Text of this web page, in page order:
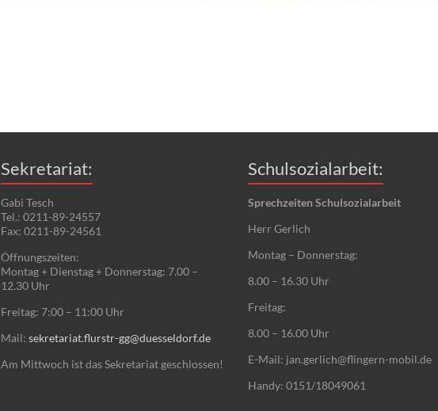
Sekretariat:
Gabi Tesch
Tel.: 0211-89-24557
Fax: 0211-89-24561
Öffnungszeiten:
Montag + Dienstag + Donnerstag: 7.00 –
12.30 Uhr
Freitag: 7:00 – 11:00 Uhr
Mail: sekretariat.flurstr-gg@duesseldorf.de
Am Mittwoch ist das Sekretariat geschlossen!
Schulsozialarbeit:
Sprechzeiten Schulsozialarbeit
Herr Gerlich
Montag – Donnerstag:
8.00 – 16.30 Uhr
Freitag:
8.00 – 16.00 Uhr
E-Mail: jan.gerlich@flingern-mobil.de
Handy: 0151/18049061